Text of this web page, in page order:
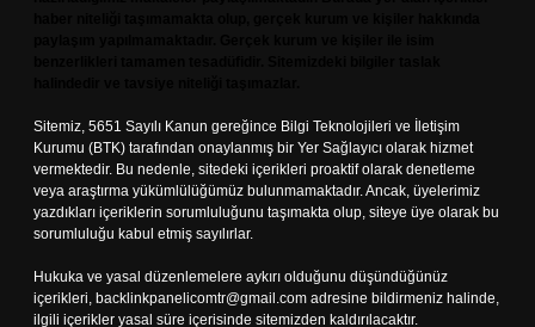
Sitemiz, 5651 Sayılı Kanun gereğince Bilgi Teknolojileri ve İletişim
Kurumu (BTK) tarafından onaylanmış bir Yer Sağlayıcı olarak hizmet
vermektedir. Bu nedenle, sitedeki içerikleri proaktif olarak denetleme
veya araştırma yükümlülüğümüz bulunmamaktadır. Ancak, üyelerimiz
yazdıkları içeriklerin sorumluluğunu taşımakta olup, siteye üye olarak bu
sorumluluğu kabul etmiş sayılırlar.
Hukuka ve yasal düzenlemelere aykırı olduğunu düşündüğünüz
içerikleri, backlinkpanelicomtr@gmail.com adresine bildirmeniz halinde,
ilgili içerikler yasal süre içerisinde sitemizden kaldırılacaktır.